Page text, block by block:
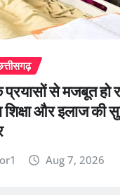
से मजबूत हो
शिक्षा और इलाज की
Aug 7, 2026